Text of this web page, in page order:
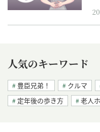
人気のキーワード
豊臣兄弟！ クルマ
定年後の歩き方
老人